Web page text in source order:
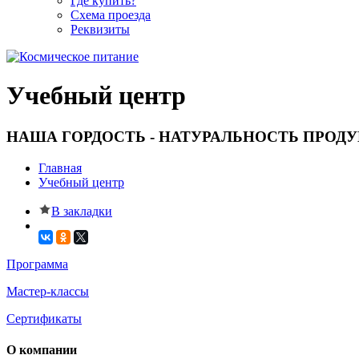
Схема проезда
Реквизиты
Учебный центр
НАША ГОРДОСТЬ - НАТУРАЛЬНОСТЬ
Главная
Учебный центр
В закладки
Программа
Мастер-классы
Сертификаты
О компании